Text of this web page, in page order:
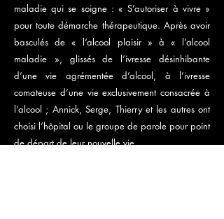
maladie qui se soigne : « S’autoriser à vivre »
pour toute démarche thérapeutique. Après avoir
basculés de « l’alcool plaisir » à « l’alcool
maladie », glissés de l’ivresse désinhibante
d’une vie agrémentée d’alcool, à l’ivresse
comateuse d’une vie exclusivement consacrée à
l’alcool ; Annick, Serge, Thierry et les autres ont
choisi l’hôpital ou le groupe de parole pour point
de départ de leur nouvelle vie.